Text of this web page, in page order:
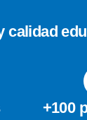
calidad
+100